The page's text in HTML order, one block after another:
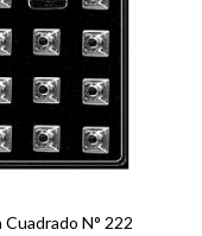
Cuadrado N° 222